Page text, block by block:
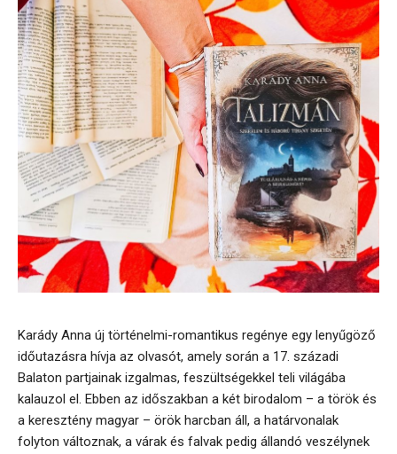
Karády Anna új történelmi-romantikus regénye egy lenyűgöző
időutazásra hívja az olvasót, amely során a 17. századi
Balaton partjainak izgalmas, feszültségekkel teli világába
kalauzol el. Ebben az időszakban a két birodalom – a török és
a keresztény magyar – örök harcban áll, a határvonalak
folyton változnak, a várak és falvak pedig állandó veszélynek